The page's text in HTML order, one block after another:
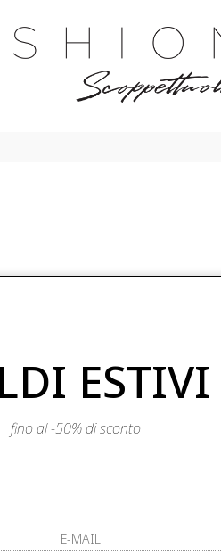
ESTIVI
fino al -50% di sconto